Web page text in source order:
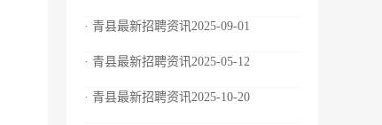
· 青县最新招聘资讯2025-09-01
· 青县最新招聘资讯2025-05-12
· 青县最新招聘资讯2025-10-20